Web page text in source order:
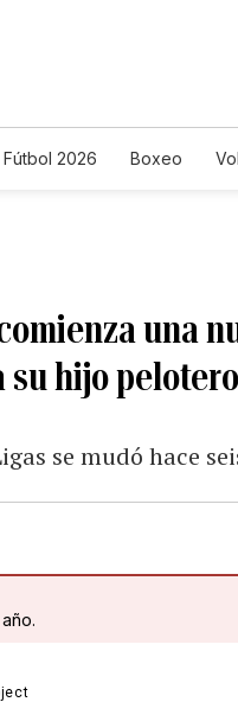
2026 Boxeo
una
hijo
se mudó hace